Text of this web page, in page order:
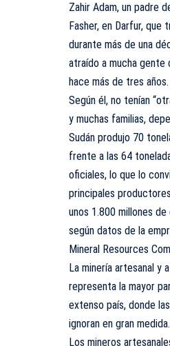
Zahir Adam, un padre
Fasher, en Darfur, que
durante más de una
atraído a mucha gente
hace más de tres años.
Según él, no tenían
y muchas familias,
Sudán produjo 70
frente a las 64
oficiales, lo que lo
principales
unos 1.800 millones
según datos de la
Mineral Resources
La minería artesanal y
representa la mayor
extenso país, donde
ignoran en gran medida.
Los mineros